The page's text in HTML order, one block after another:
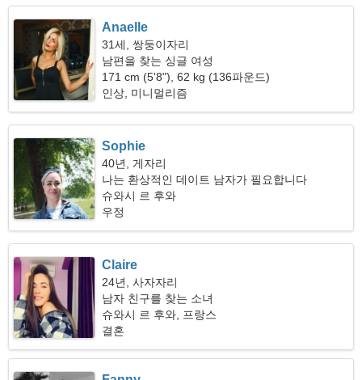
Anaelle
31세, 쌍둥이자리
남편을 찾는 싱글 여성
171 cm (5'8"), 62 kg (136파운드)
인상, 미니멀리즘
Sophie
40년, 게자리
나는 환상적인 데이트 남자가 필요합니다
슈와시 르 후와
우정
Claire
24년, 사자자리
남자 친구를 찾는 소녀
슈와시 르 후와, 프랑스
결혼